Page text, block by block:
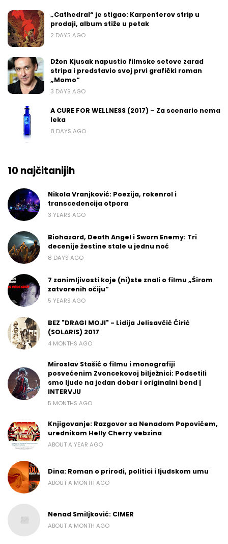
„Cathedral“ je stigao: Karpenterov strip u
prodaji, album stiže u petak
2 DAYS AGO
Džon Kjusak napustio filmske setove zarad
stripa i predstavio svoj prvi grafički roman
„Momo“
3 DAYS AGO
A CURE FOR WELLNESS (2017) – Za scenario nema
leka
8 DAYS AGO
10 najčitanijih
Nikola Vranjković: Poezija, rokenrol i
transcedencija otpora
3 YEARS AGO
Biohazard, Death Angel i Sworn Enemy: Tri
decenije žestine stale u jednu noć
8 DAYS AGO
7 zanimljivosti koje (ni)ste znali o filmu „Širom
zatvorenih očiju“
5 YEARS AGO
BEZ "DRAGI MOJI" - Lidija Jelisavčić Ćirić
(SOLARIS) 2017
4 MONTHS AGO
Miroslav Stašić o filmu i monografiji
posvećenim Zvoncekovoj bilježnici: Podsetili
smo ljude na jedan dobar i originalni bend |
INTERVJU
5 MONTHS AGO
Knjigovanje: Razgovor sa Nenadom Popovićem,
urednikom Helly Cherry vebzina
ABOUT A YEAR AGO
Dina: Roman o prirodi, politici i ljudskom umu
ABOUT A MONTH AGO
Nenad Smiljković: CIMER
ABOUT A MONTH AGO